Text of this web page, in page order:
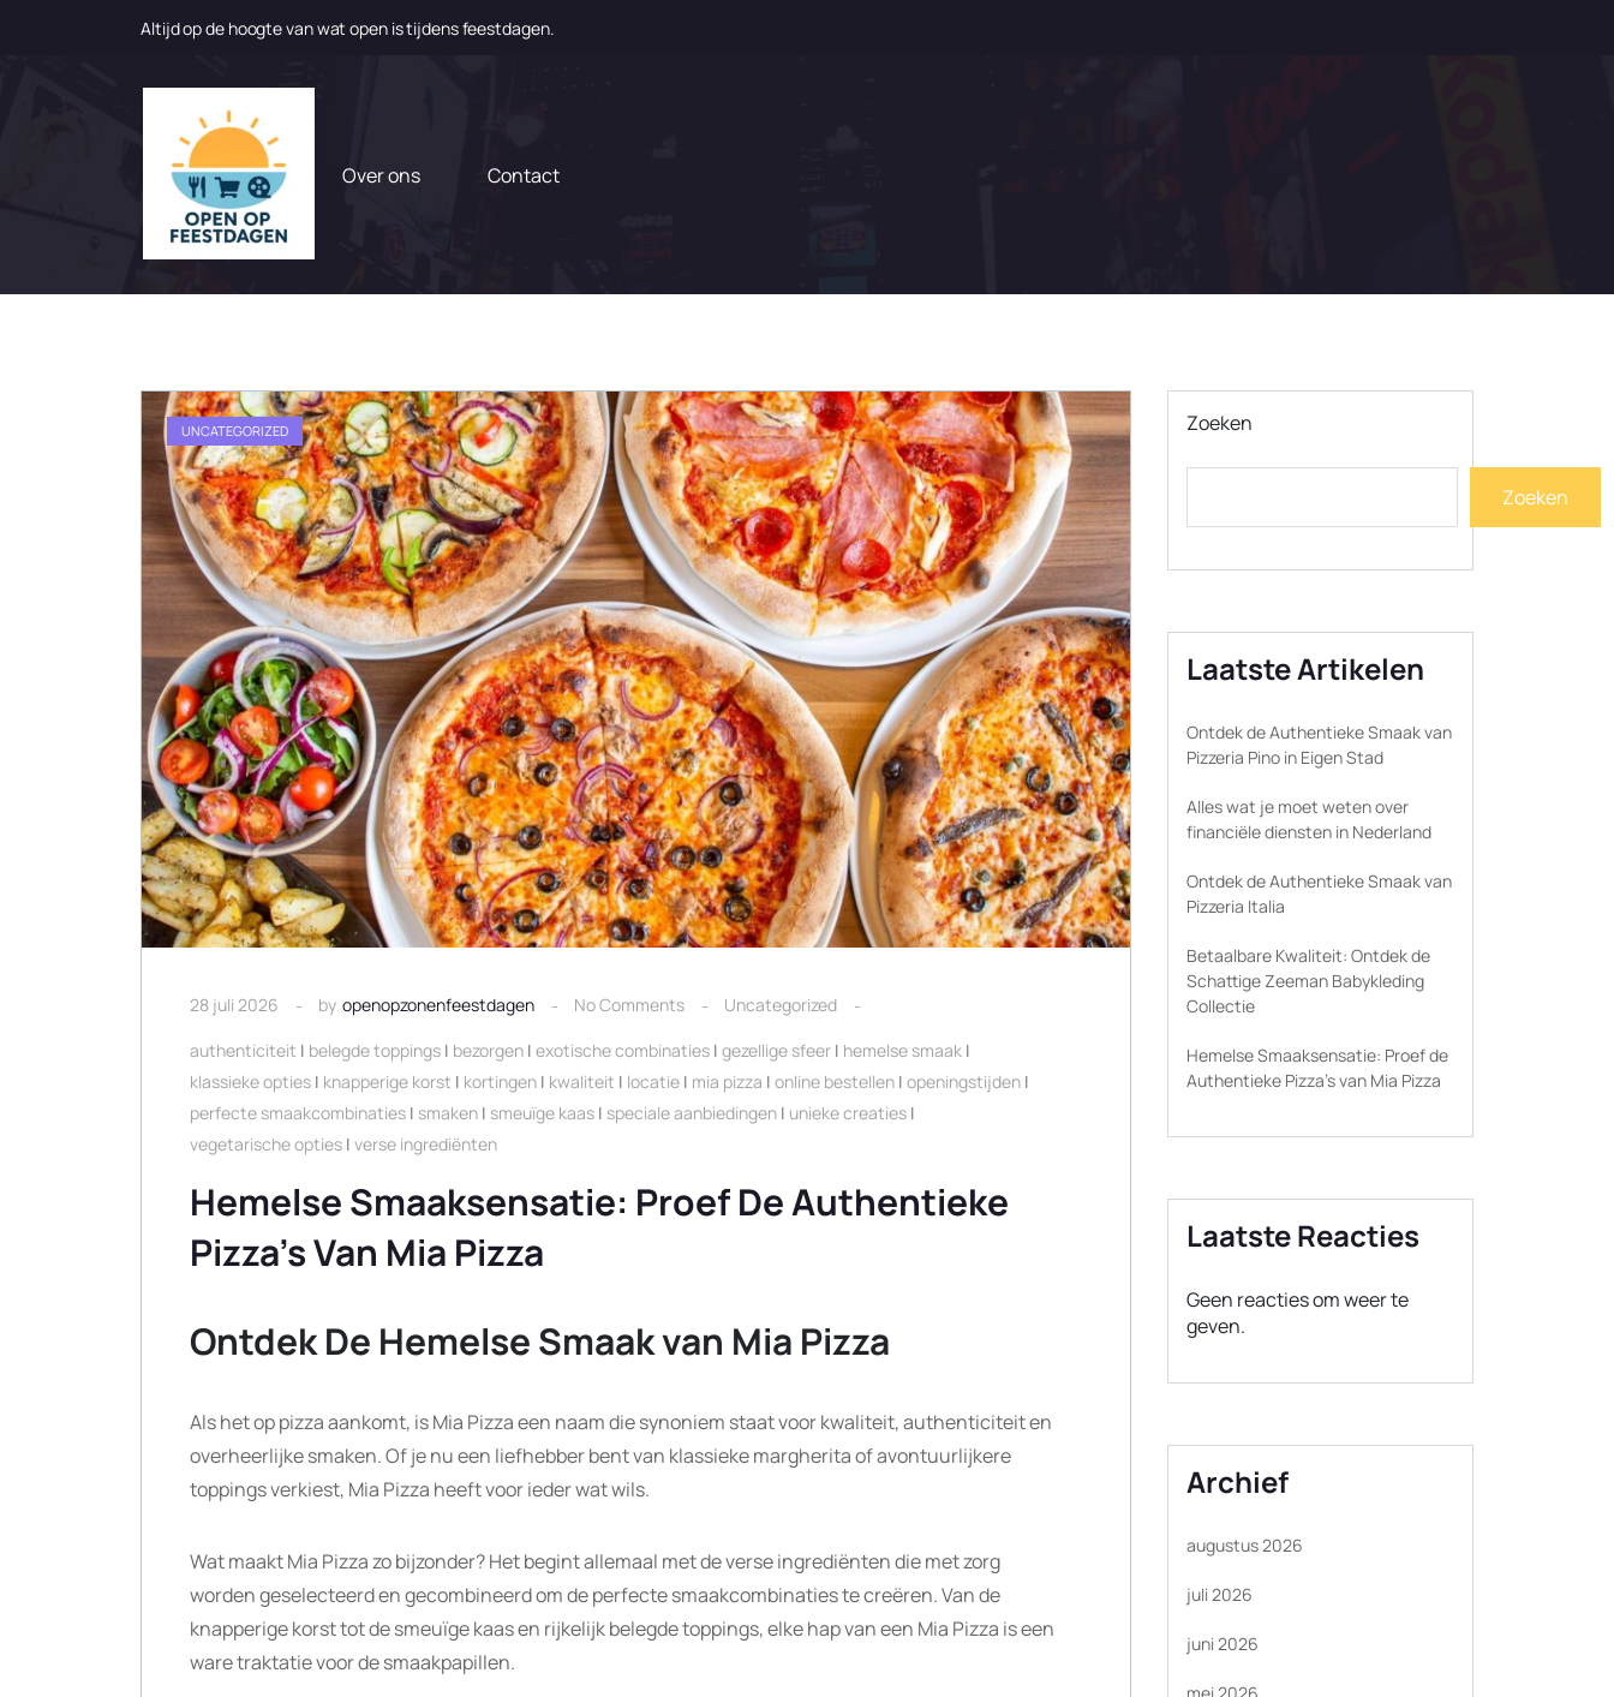
Altijd op de hoogte van wat open is tijdens feestdagen.
Over ons Contact
UNCATEGORIZED
28 juli 2026 by openopzonenfeestdagen No Comments
Uncategorized
authenticiteit | belegde toppings | bezorgen | exotische combinaties | gezellige sfeer | hemelse smaak |
klassieke opties | knapperige korst | kortingen | kwaliteit | locatie | mia pizza | online bestellen | openingstijden |
perfecte smaakcombinaties | smaken | smeuïge kaas | speciale aanbiedingen | unieke creaties |
vegetarische opties | verse ingrediënten
Hemelse Smaaksensatie: Proef De Authentieke
Pizza’s Van Mia Pizza
Ontdek De Hemelse Smaak van Mia Pizza
Als het op pizza aankomt, is Mia Pizza een naam die synoniem staat voor kwaliteit, authenticiteit en
overheerlijke smaken. Of je nu een liefhebber bent van klassieke margherita of avontuurlijkere
toppings verkiest, Mia Pizza heeft voor ieder wat wils.
Wat maakt Mia Pizza zo bijzonder? Het begint allemaal met de verse ingrediënten die met zorg
worden geselecteerd en gecombineerd om de perfecte smaakcombinaties te creëren. Van de
knapperige korst tot de smeuïge kaas en rijkelijk belegde toppings, elke hap van een Mia Pizza is een
ware traktatie voor de smaakpapillen.
Zoeken
Zoeken
Laatste Artikelen
Ontdek de Authentieke Smaak van
Pizzeria Pino in Eigen Stad
Alles wat je moet weten over
financiële diensten in Nederland
Ontdek de Authentieke Smaak van
Pizzeria Italia
Betaalbare Kwaliteit: Ontdek de
Schattige Zeeman Babykleding
Collectie
Hemelse Smaaksensatie: Proef de
Authentieke Pizza’s van Mia Pizza
Laatste Reacties
Geen reacties om weer te
geven.
Archief
augustus 2026
juli 2026
juni 2026